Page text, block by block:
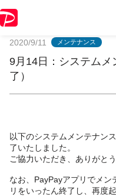
2020/9/11 メンテナンス
9月14日：システム
了）
以下のシステムメンテナン
了いたしました。
ご協力いただき、ありがと
なお、PayPayアプリでメ
リをいったん終了し、再度